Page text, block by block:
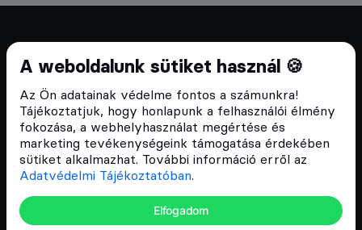
A weboldalunk sütiket használ 🍪
Az Ön adatainak védelme fontos a számunkra!
Tájékoztatjuk, hogy honlapunk a felhasználói élmény
fokozása, a webhelyhasználat megértése és
marketing tevékenységeink támogatása érdekében
sütiket alkalmazhat. További információ erről az
Adatvédelmi Tájékoztatóban.
Elfogadom
Cryptofalka 2018 óta
Szívünkön viseljük a blokklánc technológia
népszerűsítését Magyarországon, ezért 2018 óta a
Cryptofalka célja, hogy biztosítsa a hazai közösség
és vállalatok digitális oktatását és fejlődését.
Oldalak